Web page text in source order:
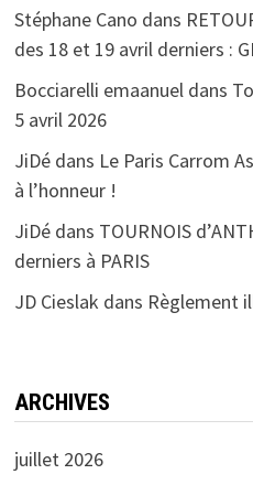
Stéphane Cano dans
des 18 et 19 avril derniers :
Bocciarelli emaanueldans
5 avril 2026
JiDédans Le Paris Carrom
à l’honneur !
JiDédans TOURNOIS
derniers à PARIS
JD Cieslak dans Règlement
ARCHIVES
juillet 2026